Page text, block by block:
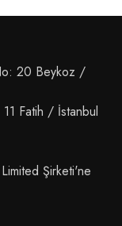
20 Beykoz /
Fatih / İstanbul
Şirketi'ne